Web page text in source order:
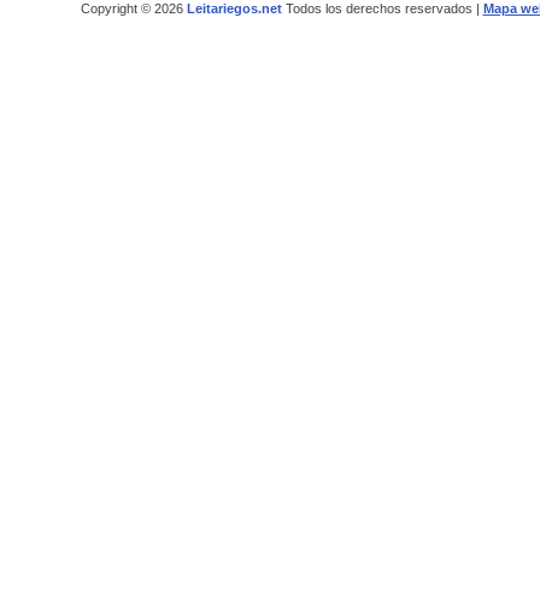
Copyright © 2026 Leitariegos.netTodos los derechos reservados | Mapa